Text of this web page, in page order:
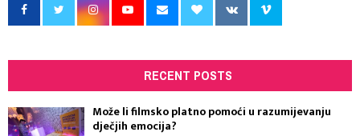
RECENT POSTS
Može li filmsko platno pomoći u razumijevanju
dječjih emocija?